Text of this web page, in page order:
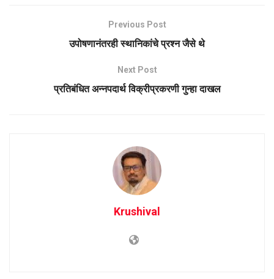
Previous Post
उपोषणानंतरही स्थानिकांचे प्रश्न जैसे थे
Next Post
प्रतिबंधित अन्नपदार्थ विक्रीप्रकरणी गुन्हा दाखल
Krushival